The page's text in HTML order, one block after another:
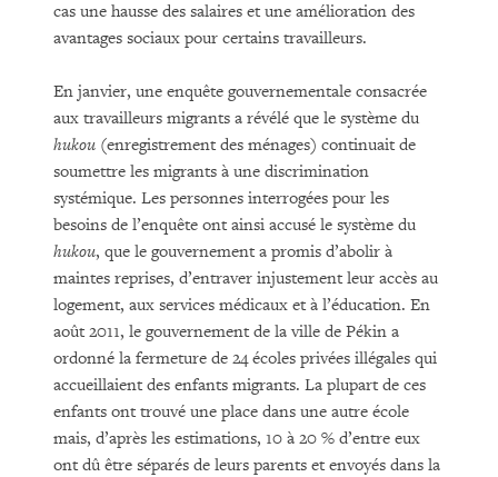
cas une hausse des salaires et une amélioration des
avantages sociaux pour certains travailleurs.
En janvier, une enquête gouvernementale consacrée
aux travailleurs migrants a révélé que le système du
hukou (enregistrement des ménages) continuait de
soumettre les migrants à une discrimination
systémique. Les personnes interrogées pour les
besoins de l’enquête ont ainsi accusé le système du
hukou, que le gouvernement a promis d’abolir à
maintes reprises, d’entraver injustement leur accès au
logement, aux services médicaux et à l’éducation. En
août 2011, le gouvernement de la ville de Pékin a
ordonné la fermeture de 24 écoles privées illégales qui
accueillaient des enfants migrants. La plupart de ces
enfants ont trouvé une place dans une autre école
mais, d’après les estimations, 10 à 20 % d’entre eux
ont dû être séparés de leurs parents et envoyés dans la